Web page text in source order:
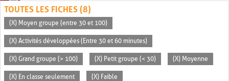
TOUTES LES FICHES (8)
(X) Moyen groupe (entre 30 et 100)
(X) Activités développées (Entre 30 et 60 minutes)
(X) Grand groupe (> 100) (X) Petit groupe (< 30) (X) Moyenne
(X) En classe seulement (X) Faible